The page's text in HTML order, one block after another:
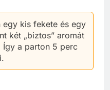
egy kis fekete és egy
két „biztos” aromát
Így a parton 5 perc